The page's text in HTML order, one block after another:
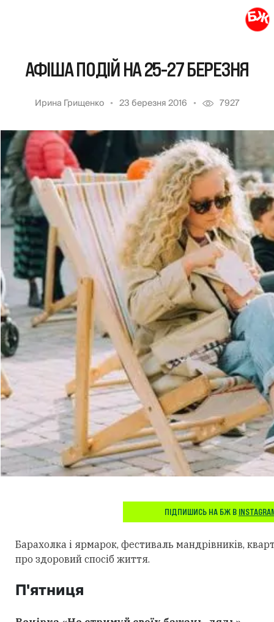
АФІША ПОДІЙ НА 25-27 БЕРЕЗНЯ
Ирина Грищенко 23 березня 2016 7927
ПІДПИШИСЬ НА БЖ В
Барахолка і ярмарок, фестиваль мандрівників,
про здоровий спосіб життя.
П'ятниця